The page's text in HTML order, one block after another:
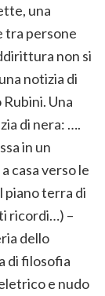
una
tra persone
non si
notizia di
Una
di nera: ….
in un
casa verso le
piano terra di
ricordi…) –
dello
di filosofia
e nudo